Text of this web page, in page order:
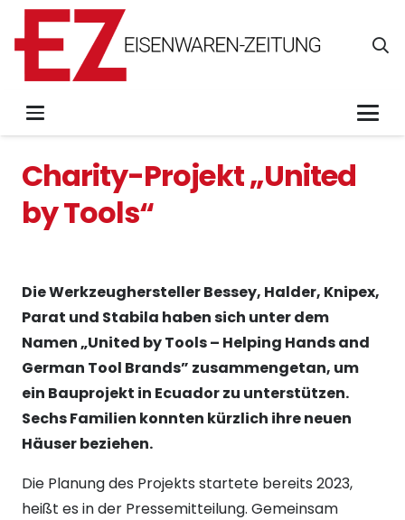
Charity-Projekt „United
by Tools“
Die Werkzeughersteller Bessey, Halder, Knipex,
Parat und Stabila haben sich unter dem
Namen „United by Tools – Helping Hands and
German Tool Brands” zusammengetan, um
ein Bauprojekt in Ecuador zu unterstützen.
Sechs Familien konnten kürzlich ihre neuen
Häuser beziehen.
Die Planung des Projekts startete bereits 2023,
heißt es in der Pressemitteilung. Gemeinsam